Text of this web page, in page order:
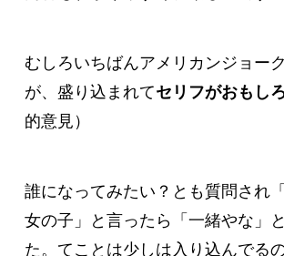
むしろいちばんアメリカンジョー
が、盛り込まれてセリフがおもし
的意見）
誰になってみたい？とも質問され
女の子」と言ったら「一緒やな」
た。てことは少しは入り込んでるの